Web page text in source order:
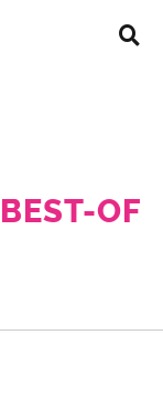
OF